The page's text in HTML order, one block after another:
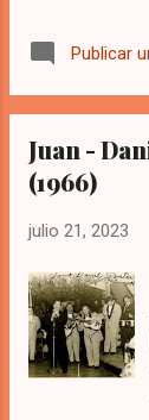
Publicar
Juan -
(1966)
julio 21, 2023